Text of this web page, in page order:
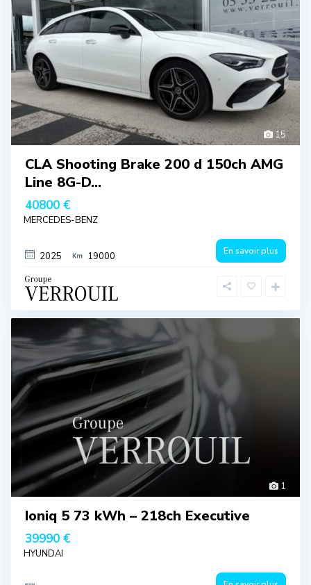
15
CLA Shooting Brake 200 d 150ch AMG
Line 8G-D...
40800 €
MERCEDES-BENZ
2025 19000 En savoir plus
1
Ioniq 5 73 kWh – 218ch Executive
39990 €
HYUNDAI